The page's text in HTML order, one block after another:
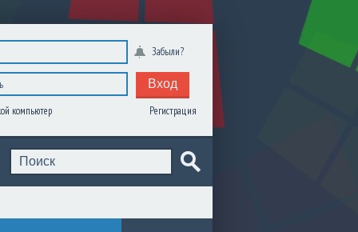
Забыли?
Вход
компьютер Регистрация